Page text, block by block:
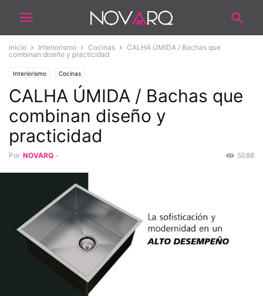
Inicio Interiorismo Cocinas
CALHA ÚMIDA / Bachas que
combinan diseño y practicidad
Interiorismo Cocinas
CALHA ÚMIDA / Bachas que
combinan diseño y
practicidad
Por NOVARQ - 5088